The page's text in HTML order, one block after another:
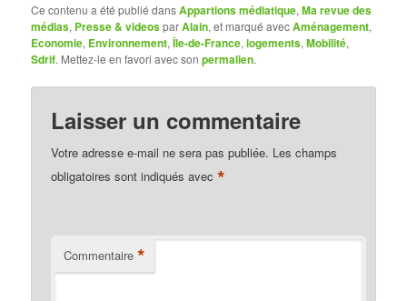
Ce contenu a été publié dansAppartions médiatique,Ma revue des
médias, Presse & videosparAlain, et marqué avecAménagement,
Economie, Environnement,Île-de-France,logements,Mobilité,
Sdrif. Mettez-le en favori avec sonpermalien.
Laisser un commentaire
Votre adresse e-mail ne sera pas publiée. Les champs
obligatoires sont indiqués avec*
Commentaire *